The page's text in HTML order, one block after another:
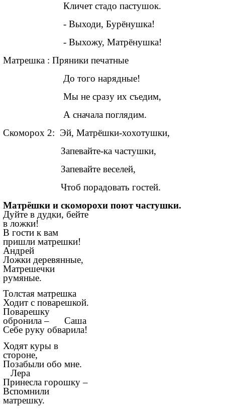
Кличет стадо пастушок.
- Выходи, Бурёнушка!
- Выхожу, Матрёнушка!
Матрешка : Пряники печатные
До того нарядные!
Мы не сразу их съедим,
А сначала поглядим.
Скоморох 2: Эй, Матрёшки-хохотушки,
Запевайте-ка частушки,
Запевайте веселей,
Чтоб порадовать гостей.
Матрёшки и скоморохи поют частушки.
Дуйте в дудки, бейте
в ложки!
В гости к вам
пришли матрешки!
Андрей
Ложки деревянные,
Матрешечки
румяные.
Толстая матрешка
Ходит с поварешкой.
Поварешку
обронила – Саша
Себе руку обварила!
Ходят куры в
стороне,
Позабыли обо мне.
Лера
Принесла горошку –
Вспомнили
матрешку.